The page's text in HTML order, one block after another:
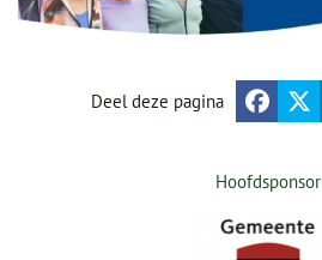
Deel deze pagina
Hoofdsponsor